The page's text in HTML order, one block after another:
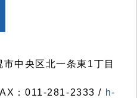
中央区北一条東1丁目
：011-281-2333 / h-